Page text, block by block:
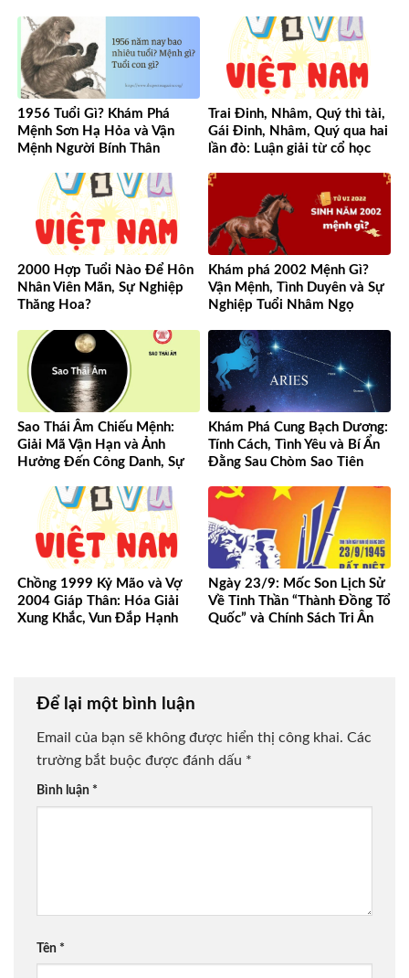
1956 Tuổi Gì? Khám Phá
Mệnh Sơn Hạ Hỏa và Vận
Mệnh Người Bính Thân
Trai Đinh, Nhâm, Quý thì tài,
Gái Đinh, Nhâm, Quý qua hai
lần đò: Luận giải từ cổ học
2000 Hợp Tuổi Nào Để Hôn
Nhân Viên Mãn, Sự Nghiệp
Thăng Hoa?
Khám phá 2002 Mệnh Gì?
Vận Mệnh, Tình Duyên và Sự
Nghiệp Tuổi Nhâm Ngọ
Sao Thái Âm Chiếu Mệnh:
Giải Mã Vận Hạn và Ảnh
Hưởng Đến Công Danh, Sự
Khám Phá Cung Bạch Dương:
Tính Cách, Tình Yêu và Bí Ẩn
Đằng Sau Chòm Sao Tiên
Chồng 1999 Kỷ Mão và Vợ
2004 Giáp Thân: Hóa Giải
Xung Khắc, Vun Đắp Hạnh
Ngày 23/9: Mốc Son Lịch Sử
Về Tinh Thần “Thành Đồng Tổ
Quốc” và Chính Sách Tri Ân
Để lại một bình luận
Email của bạn sẽ không được hiển thị công khai. Các
trường bắt buộc được đánh dấu *
Bình luận *
Tên *